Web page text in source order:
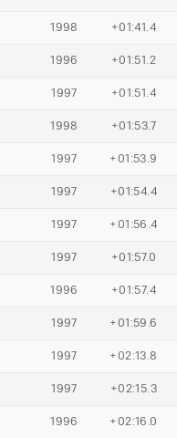
1998 +01:41.4
1996 +01:51.2
1997 +01:51.4
1998 +01:53.7
1997 +01:53.9
1997 +01:54.4
1997 +01:56.4
1997 +01:57.0
1996 +01:57.4
1997 +01:59.6
1997 +02:13.8
1997 +02:15.3
1996 +02:16.0